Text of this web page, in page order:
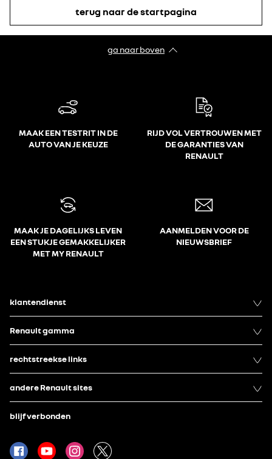
terug naar de startpagina
ga naar boven
MAAK EEN TESTRIT IN DE
AUTO VAN JE KEUZE
RIJD VOL VERTROUWEN MET
DE GARANTIES VAN
RENAULT
MAAK JE DAGELIJKS LEVEN
EEN STUKJE GEMAKKELIJKER
MET MY RENAULT
AANMELDEN VOOR DE
NIEUWSBRIEF
klantendienst
Renault gamma
rechtstreekse links
andere Renault sites
blijf verbonden